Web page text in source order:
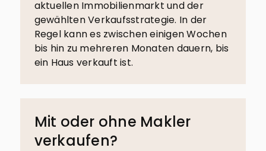
aktuellen Immobilienmarkt und der
gewählten Verkaufsstrategie. In der
Regel kann es zwischen einigen Wochen
bis hin zu mehreren Monaten dauern, bis
ein Haus verkauft ist.
Mit oder ohne Makler
verkaufen?